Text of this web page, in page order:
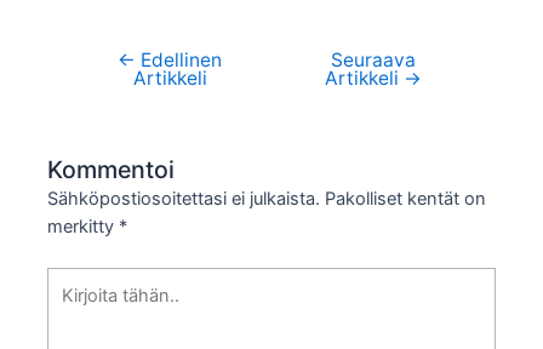
Artikkelien
← Edellinen
Artikkeli
Seuraava
Artikkeli →
Kommentoi
Sähköpostiosoitettasi ei julkaista. Pakolliset kentät on
merkitty *
tähän..